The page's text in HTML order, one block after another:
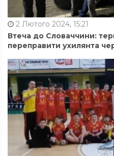
2 Лютого 2024, 15:21
Втеча до Словаччини:
переправити ухилянта